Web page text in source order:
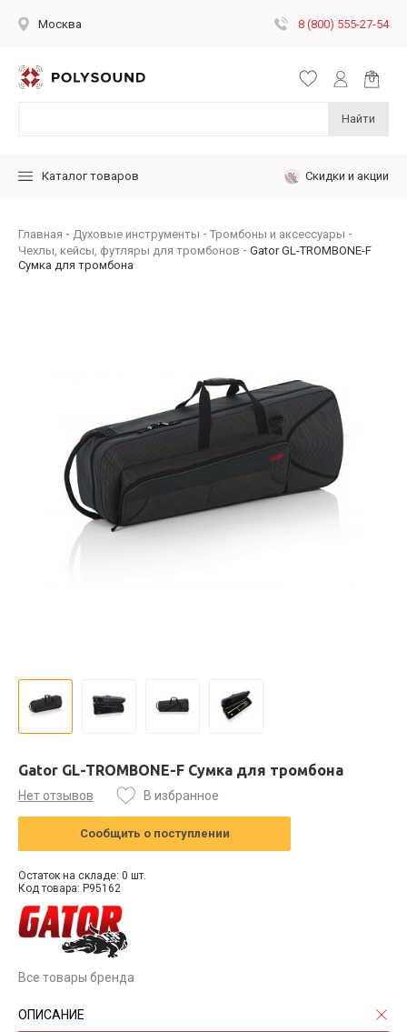
Москва 8 (800) 555-27-54
Найти
Каталог товаров Скидки и акции
Главная Духовые инструменты
Тромбоны и аксессуары
Чехлы, кейсы, футляры для тромбонов
Gator GL-TROMBONE-F
Сумка для тромбона
Gator GL-TROMBONE-F Сумка для тромбона
Нет отзывов В избранное
Сообщить о поступлении
Остаток на складе: 0 шт.
Код товара: P95162
Все товары бренда
ОПИСАНИЕ